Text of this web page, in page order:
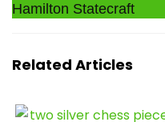
Hamilton Statecraft
Related Articles